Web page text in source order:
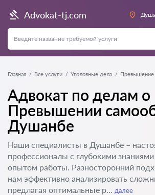
Advokat-tj.com
Главная Все услуги Уголовные дела Превышение
Адвокат по делам о
Превышении
Душанбе
Наши специалисты в Душанбе –
профессионалы с глубокими
опытом работы. Разносторонний
нам эффективно анализировать
предлагая оптимальные р... далее